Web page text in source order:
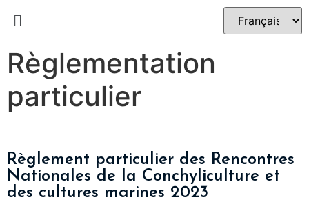
Règlementation
particulier
Règlement particulier des Rencontres
Nationales de la Conchyliculture et
des cultures marines 2023